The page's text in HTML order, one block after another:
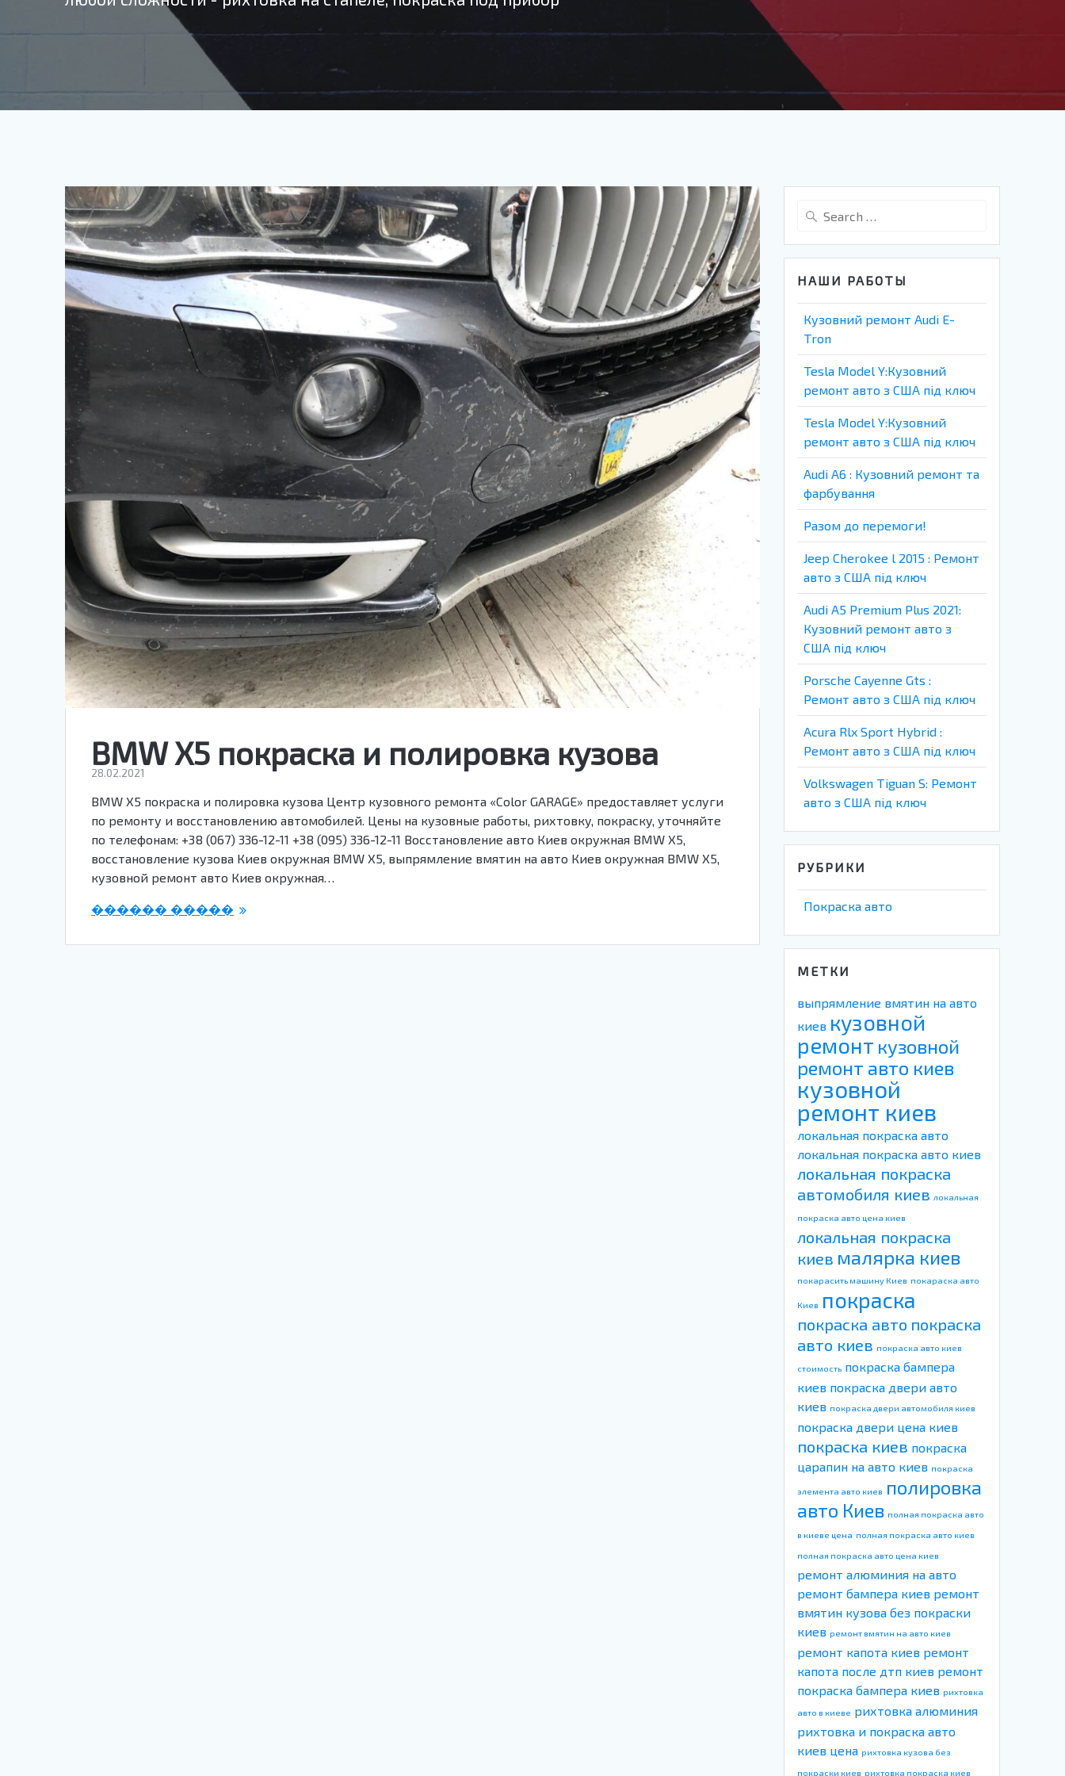
BMW X5 покраска и полировка кузова
28.02.2021
BMW X5 покраска и полировка кузова Центр кузовного ремонта «Color GARAGE» предоставляет услуги
по ремонту и восстановлению автомобилей. Цены на кузовные работы, рихтовку, покраску, уточняйте
по телефонам: +38 (067) 336-12-11 +38 (095) 336-12-11 Восстановление авто Киев окружная BMW X5,
восстановление кузова Киев окружная BMW X5, выпрямление вмятин на авто Киев окружная BMW X5,
кузовной ремонт авто Киев окружная…
������ �����
Search
НАШИ РАБОТЫ
Кузовний ремонт Audi E-
Tron
Tesla Model Y:Кузовний
ремонт авто з США під ключ
Tesla Model Y:Кузовний
ремонт авто з США під ключ
Audi A6 : Кузовний ремонт та
фарбування
Разом до перемоги!
Jeep Cherokee l 2015 : Ремонт
авто з США під ключ
Audi A5 Premium Plus 2021:
Кузовний ремонт авто з
США під ключ
Porsche Cayenne Gts :
Ремонт авто з США під ключ
Acura Rlx Sport Hybrid :
Ремонт авто з США під ключ
Volkswagen Tiguan S: Ремонт
авто з США під ключ
РУБРИКИ
Покраска авто
МЕТКИ
выпрямление вмятин на авто
киев кузовной
ремонт кузовной
ремонт авто киев
кузовной
ремонт киев
локальная покраска авто
локальная покраска авто киев
локальная покраска
автомобиля киев локальная
покраска авто цена киев
локальная покраска
киев малярка киев
покарасить машину Киев покараска авто
Киев покраска
покраска авто покраска
авто киев покраска авто киев
стоимость покраска бампера
киев покраска двери авто
киев покраска двери автомобиля киев
покраска двери цена киев
покраска киев покраска
царапин на авто киев покраска
элемента авто киев полировка
авто Киев полная покраска авто
в киеве цена полная покраска авто киев
полная покраска авто цена киев
ремонт алюминия на авто
ремонт бампера киев ремонт
вмятин кузова без покраски
киев ремонт вмятин на авто киев
ремонт капота киев ремонт
капота после дтп киев ремонт
покраска бампера киев рихтовка
авто в киеве рихтовка алюминия
рихтовка и покраска авто
киев цена рихтовка кузова без
покраски киев рихтовка покраска киев